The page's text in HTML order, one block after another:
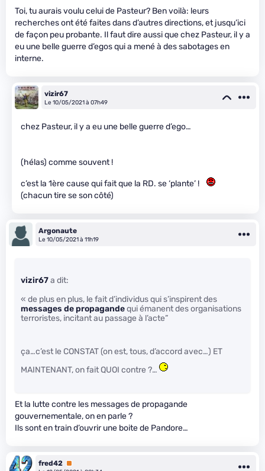
Toi, tu aurais voulu celui de Pasteur? Ben voilà: leurs
recherches ont été faites dans d’autres directions, et jusqu’ici
de façon peu probante. Il faut dire aussi que chez Pasteur, il y a
eu une belle guerre d’egos qui a mené à des sabotages en
interne.
vizir67
Le 10/05/2021 à 07h49
chez Pasteur, il y a eu une belle guerre d’ego…
(hélas) comme souvent !
c’est la 1ère cause qui fait que la RD. se ‘plante’ !
(chacun tire se son côté)
Argonaute
Le 10/05/2021 à 11h19
vizir67a dit:
« de plus en plus, le fait d’individus qui s’inspirent des
messages de propagandequi émanent des organisations
terroristes, incitant au passage à l’acte”
ça…c’est le CONSTAT (on est, tous, d’accord avec…) ET
MAINTENANT, on fait QUOI contre ?…
Et la lutte contre les messages de propagande
gouvernementale, on en parle ?
Ils sont en train d’ouvrir une boite de Pandore…
fred42 Premium